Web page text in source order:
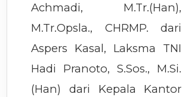
Achmadi, M.Tr.(Han),
M.Tr.Opsla., CHRMP. dari
Aspers Kasal, Laksma TNI
Hadi Pranoto, S.Sos., M.Si.
(Han) dari Kepala Kantor